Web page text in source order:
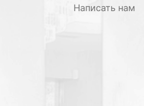
Написать нам